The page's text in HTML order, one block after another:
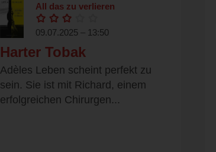
All das zu verlieren
09.07.2025 – 13:50
Harter Tobak
Adèles Leben scheint perfekt zu
sein. Sie ist mit Richard, einem
erfolgreichen Chirurgen...